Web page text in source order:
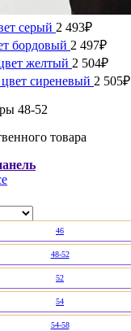
серый 2 493₽
бордовый 2 497₽
желтый 2 504₽
сиреневый 2 505₽
48-52
товара
46
48-52
52
54
54-58